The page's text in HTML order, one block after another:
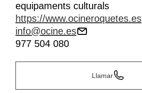
equipaments culturals
https://www.ocineroquetes.es
info@ocine.es
977 504 080
Llamar